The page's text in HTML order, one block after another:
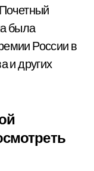
была
России в
и других